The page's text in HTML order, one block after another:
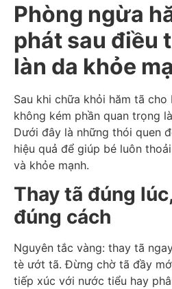
Phòng ngừa
phát sau điều
làn da khỏe
Sau khi chữa khỏi hăm tã
không kém phần quan trọng
Dưới đây là những thói quen
hiệu quả để giúp bé luôn
và khỏe mạnh.
Thay tã đúng
đúng cách
Nguyên tắc vàng: thay tã
tè ướt tã. Đừng chờ tã đầy
tiếp xúc với nước tiểu hay